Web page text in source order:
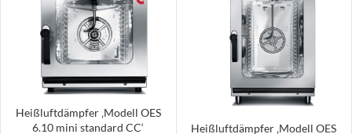
Heißluftdämpfer ‚Modell OES
6.10 mini standard CC‘
Heißluftdämpfer ‚Modell OES